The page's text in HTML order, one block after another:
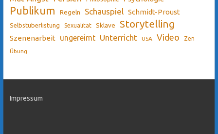
Publikum Regeln Schauspiel Schmidt-Proust
Selbstüberlistung Sexualität Sklave Storytelling
Szenenarbeit ungereimt Unterricht USA Video Zen
Übung
Impressum